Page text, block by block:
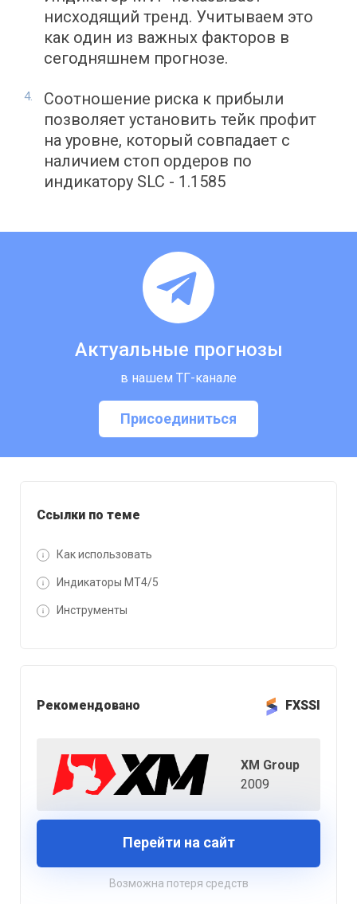
Ссылки по теме
Как использовать
Индикаторы MT4/5
Инструменты
Рекомендовано FXSSI
XM Group
2009
Перейти на сайт
Возможна потеря средств
нисходящий тренд. Учитываем это
как один из важных факторов в
сегодняшнем прогнозе.
Соотношение риска к прибыли
позволяет установить тейк профит
на уровне, который совпадает с
наличием стоп ордеров по
индикатору SLC - 1.1585
Актуальные прогнозы
в нашем ТГ-канале
Присоединиться